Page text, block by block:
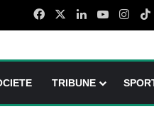
FacebookLinkedinYouTube
TRIBUNE